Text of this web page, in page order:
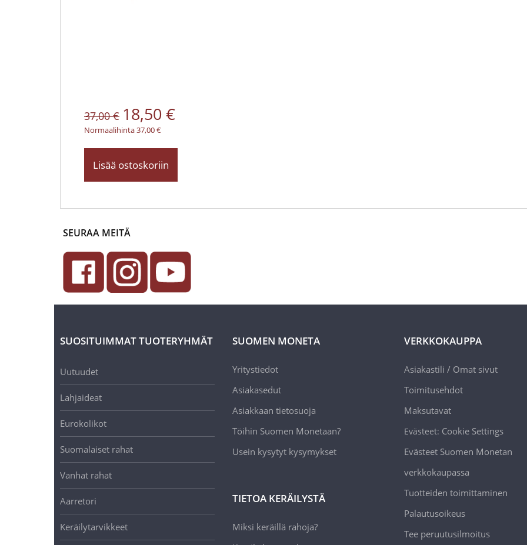
37,00 € 18,50 €
Normaalihinta 37,00 €
Lisää ostoskoriin
SEURAA MEITÄ
SUOSITUIMMAT TUOTERYHMÄT
Uutuudet
Lahjaideat
Eurokolikot
Suomalaiset rahat
Vanhat rahat
Aarretori
Keräilytarvikkeet
SUOMEN MONETA
Yritystiedot
Asiakasedut
Asiakkaan tietosuoja
Töihin Suomen Monetaan?
Usein kysytyt kysymykset
TIETOA KERÄILYSTÄ
Miksi keräillä rahoja?
VERKKOKAUPPA
Asiakastili / Omat sivut
Toimitusehdot
Maksutavat
Evästeet: Cookie Settings
Evästeet Suomen Monetan
verkkokaupassa
Tuotteiden toimittaminen
Palautusoikeus
Tee peruutusilmoitus